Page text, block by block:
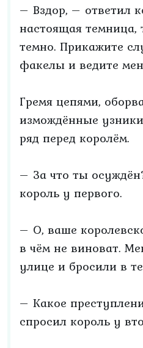
– Вздор, – ответил
настоящая темница,
темно. Прикажите
факелы и ведите
Гремя цепями,
измождённые
ряд перед королём.
– За что ты
король у первого.
– О, ваше
в чём не виноват.
улице и бросили в
– Какое
спросил король у